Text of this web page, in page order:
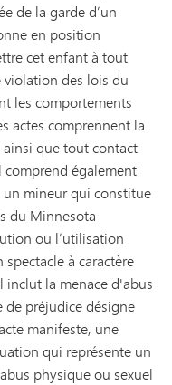
de la garde d’un
en position
cet enfant à tout
des lois du
les comportements
actes comprennent la
que tout contact
comprend également
mineur qui constitue
du Minnesota
ou l’utilisation
à caractère
inclut la menace d'abus
de préjudice désigne
manifeste, une
qui représente un
physique ou sexuel